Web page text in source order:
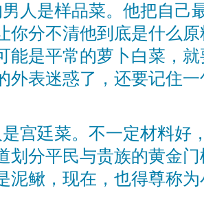
人是样品菜。他把自己
你分不清他到底是什么
能是平常的萝卜白菜，
外表迷惑了，还要记住
宫廷菜。不一定材料好
划分平民与贵族的黄金
泥鳅，现在，也得尊称